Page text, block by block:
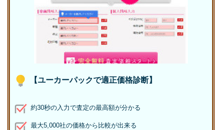
【ユーカーパックで適正価格診断】
約30秒の入力で査定の最高額が分かる
最大5,000社の価格から比較が出来る